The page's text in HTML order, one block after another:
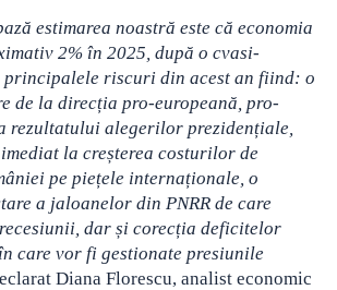
estimarea noastră este că economia
2% în 2025, după o cvasi-
principalele riscuri din acest an fiind: o
de la direcția pro-europeană, pro-
rezultatului alegerilor prezidențiale,
la creșterea costurilor de
pe piețele internaționale, o
a jaloanelor din PNRR de care
dar și corecția deficitelor
care vor fi gestionate presiunile
Diana Florescu, analist economic